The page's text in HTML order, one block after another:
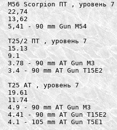
M56 Scorpion ПТ , уровень 7
22,74
13,62
5,41 - 90 mm Gun M54
T25/2 ПТ , уровень 7
15.13
9.1
3.78 - 90 mm AT Gun M3
3.4 - 90 mm AT Gun T15E2
T25 AT , уровень 7
19.61
11.74
4.9 - 90 mm AT Gun M3
4.41 - 90 mm AT Gun T15E2
4.1 - 105 mm AT Gun T5E1